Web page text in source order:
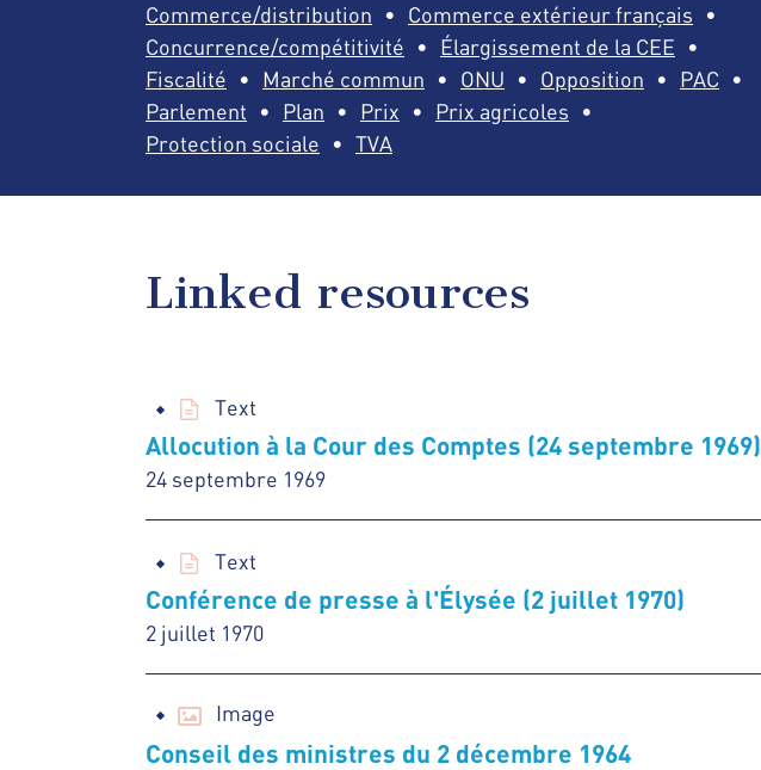
Commerce/distribution
Commerce extérieur français
Concurrence/compétitivité
Élargissement de la CEE
Fiscalité
Marché commun ONU Opposition
PAC
Parlement
Plan Prix
Prix agricoles
Protection sociale
TVA
Linked resources
Text
Allocution à la Cour des Comptes (24 septembre 1969)
24 septembre 1969
Text
Conférence de presse à l'Élysée (2 juillet 1970)
2 juillet 1970
Image
Conseil des ministres du 2 décembre 1964